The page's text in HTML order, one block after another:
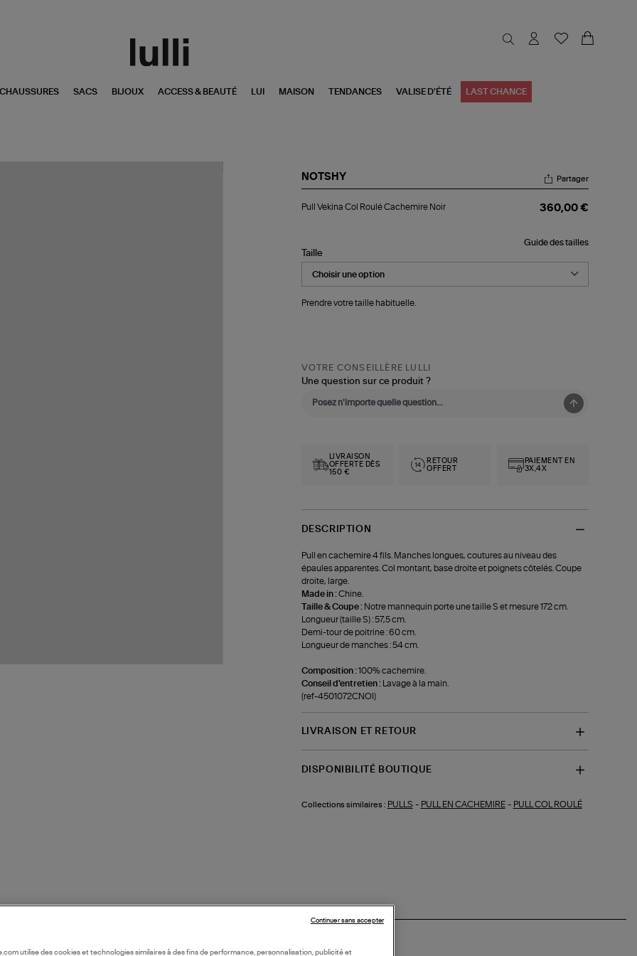
CHAUSSURES SACS BIJOUX ACCESS & BEAUTÉ LUI MAISON TENDANCES VALISE D'ÉTÉ LAST CHANCE
NOTSHY
Vekina
Noir
Partager
Pull Vekina Col Roulé Cachemire Noir 360,00 €
Guide des tailles
Taille
Prendre votre taille habituelle.
VOTRE CONSEILLÈRE LULLI
Une question sur ce produit ?
LIVRAISON
OFFERTE DÈS
150 €
RETOUR
OFFERT
PAIEMENT EN
3X,4X
DESCRIPTION
Pull en cachemire 4 fils. Manches longues, coutures au niveau des
épaules apparentes. Col montant, base droite et poignets côtelés. Coupe
droite, large.
Made in :Chine.
Taille & Coupe : Notre mannequin porte une taille S et mesure 172 cm.
Longueur (taille S) : 57,5 cm.
Demi-tour de poitrine : 60 cm.
Longueur de manches : 54 cm.
Composition :100% cachemire.
Conseil d'entretien :
Lavage à la main.
(ref-4501072CNOI)
LIVRAISON ET RETOUR
DISPONIBILITÉ BOUTIQUE
Collections similaires : PULLS - PULL EN CACHEMIRE- PULL COL ROULÉ
utilise des cookies et technologies similaires à des fins de performance, personnalisation, publicité et
Continuer sans accepter